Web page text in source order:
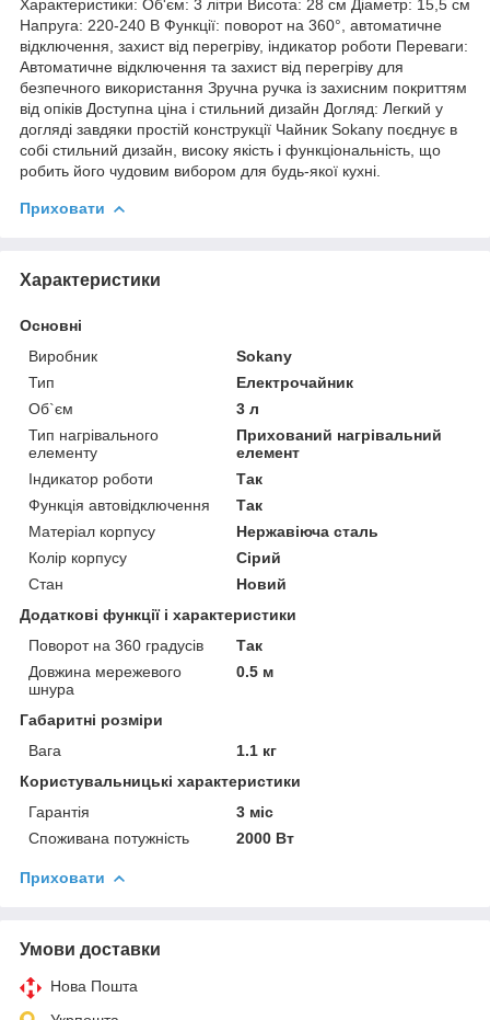
Характеристики: Об'єм: 3 літри Висота: 28 см Діаметр: 15,5 см
Напруга: 220-240 В Функції: поворот на 360°, автоматичне
відключення, захист від перегріву, індикатор роботи Переваги:
Автоматичне відключення та захист від перегріву для
безпечного використання Зручна ручка із захисним покриттям
від опіків Доступна ціна і стильний дизайн Догляд: Легкий у
догляді завдяки простій конструкції Чайник Sokany поєднує в
собі стильний дизайн, високу якість і функціональність, що
робить його чудовим вибором для будь-якої кухні.
Приховати
Характеристики
Основні
Виробник
Sokany
Тип
Електрочайник
Об`єм
3 л
Тип нагрівального
елементу
Прихований нагрівальний
елемент
Індикатор роботи
Так
Функція автовідключення
Так
Матеріал корпусу
Нержавіюча сталь
Колір корпусу
Сірий
Стан
Новий
Додаткові функції і характеристики
Поворот на 360 градусів
Так
Довжина мережевого
шнура
0.5 м
Габаритні розміри
Вага
1.1 кг
Користувальницькі характеристики
Гарантія
3 міс
Споживана потужність
2000 Вт
Приховати
Умови доставки
Нова Пошта